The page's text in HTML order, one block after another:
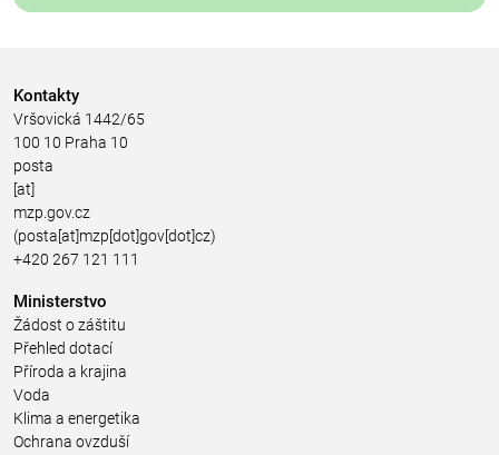
Kontakty
Vršovická 1442/65
100 10 Praha 10
posta
[at]
mzp.gov.cz
(posta[at]mzp[dot]gov[dot]cz)
+420 267 121 111
Ministerstvo
Žádost o záštitu
Přehled dotací
Příroda a krajina
Voda
Klima a energetika
Ochrana ovzduší